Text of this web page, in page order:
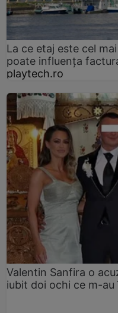
La ce etaj este cel
poate influența
playtech.ro
Valentin Sanfira o
iubit doi ochi ce m-au